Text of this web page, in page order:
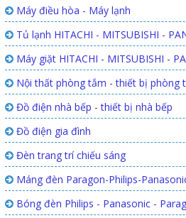
Máy điều hòa - Máy lạnh
Tủ lạnh HITACHI - MITSUBISHI -
Máy giặt HITACHI - MITSUBISHI -
Nội thất phòng tắm - thiết bị phòng
Đồ điện nhà bếp - thiết bị nhà bếp
Đồ điện gia đình
Đèn trang trí chiếu sáng
Máng đèn Paragon-Philips-
Bóng đèn Philips - Panasonic -